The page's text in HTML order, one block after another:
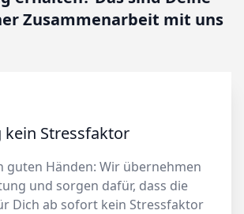
Zusammenarbeit mit uns
kein Stressfaktor
guten Händen: Wir übernehmen
und sorgen dafür, dass die
Dich ab sofort kein Stressfaktor